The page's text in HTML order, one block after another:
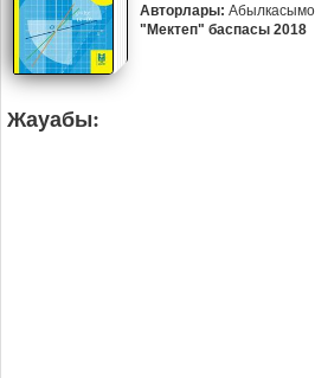
Авторлары:
"Мектеп" баспасы 2018
Жауабы: